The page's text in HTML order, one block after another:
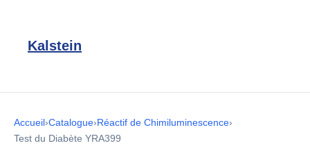
Kalstein
Accueil›Catalogue›Réactif de Chimiluminescence›
Test du Diabète YRA399